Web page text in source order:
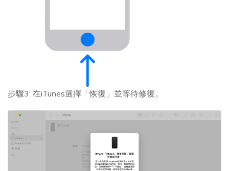
步驟3: 在iTunes選擇「恢復」並等待修復。